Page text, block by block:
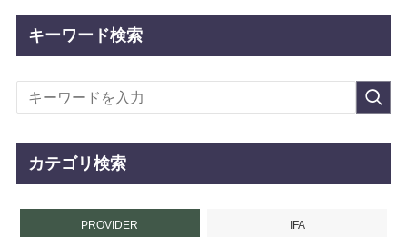
キーワード検索
カテゴリ検索
PROVIDER IFA